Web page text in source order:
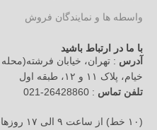
واسطه ها و نمایندگان فروش
با ما در ارتباط باشید
آدرس : تهران، خیابان
خیام، پلاک ۱۱ و ۱۲، طبقه اول
تلفن تماس : 26428860-021
(۱۰ خط) از ساعت ۹ الی ۱۷ روزهای غیرتعطیل